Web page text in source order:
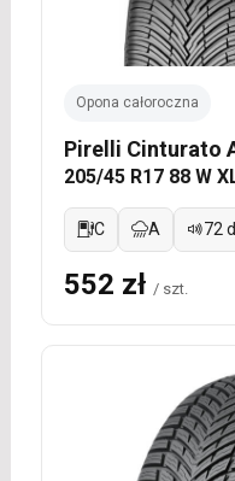
Opona całoroczna
Pirelli Cinturato
205/45 R17 88 W
C A 72
552 zł / szt.